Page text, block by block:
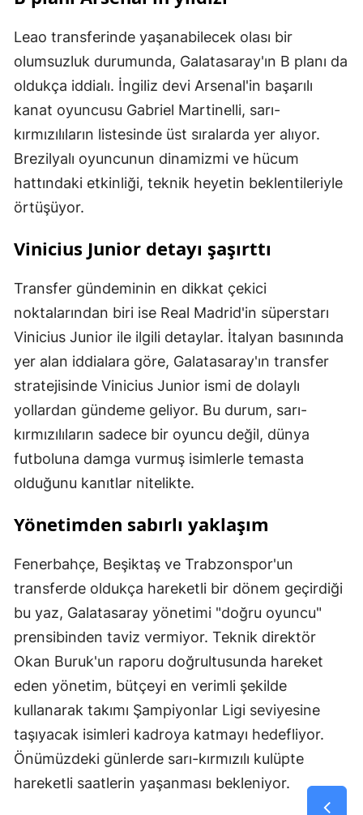
Leao transferinde yaşanabilecek olası bir
olumsuzluk durumunda, Galatasaray'ın B planı da
oldukça iddialı. İngiliz devi Arsenal'in başarılı
kanat oyuncusu Gabriel Martinelli, sarı-
kırmızılıların listesinde üst sıralarda yer alıyor.
Brezilyalı oyuncunun dinamizmi ve hücum
hattındaki etkinliği, teknik heyetin beklentileriyle
örtüşüyor.
Vinicius Junior detayı şaşırttı
Transfer gündeminin en dikkat çekici
noktalarından biri ise Real Madrid'in süperstarı
Vinicius Junior ile ilgili detaylar. İtalyan basınında
yer alan iddialara göre, Galatasaray'ın transfer
stratejisinde Vinicius Junior ismi de dolaylı
yollardan gündeme geliyor. Bu durum, sarı-
kırmızılıların sadece bir oyuncu değil, dünya
futboluna damga vurmuş isimlerle temasta
olduğunu kanıtlar nitelikte.
Yönetimden sabırlı yaklaşım
Fenerbahçe, Beşiktaş ve Trabzonspor'un
transferde oldukça hareketli bir dönem geçirdiği
bu yaz, Galatasaray yönetimi "doğru oyuncu"
prensibinden taviz vermiyor. Teknik direktör
Okan Buruk'un raporu doğrultusunda hareket
eden yönetim, bütçeyi en verimli şekilde
kullanarak takımı Şampiyonlar Ligi seviyesine
taşıyacak isimleri kadroya katmayı hedefliyor.
Önümüzdeki günlerde sarı-kırmızılı kulüpte
hareketli saatlerin yaşanması bekleniyor.